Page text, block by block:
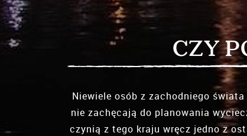
CZY
Niewiele osób z zachodniego
nie zachęcają do planowania
czynią z tego kraju wręcz jedno z